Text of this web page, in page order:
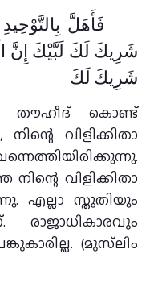
فَأَهَلَّ
شَرِيكَ لَكَ لَبَّيْكَ إِنَّ
شَرِيكَ لَكَ
വിളിക്കിതാ
വിളിക്കിതാ
എല്ലാ സ്തുതിയും
(മുസ്‌ലിം